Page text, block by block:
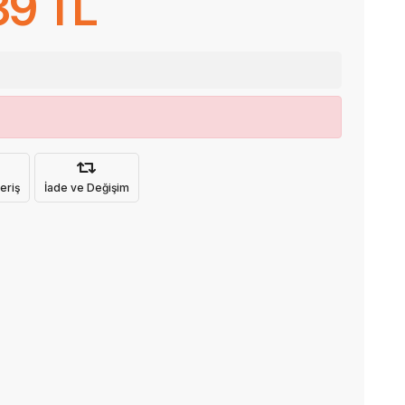
İade ve Değişim